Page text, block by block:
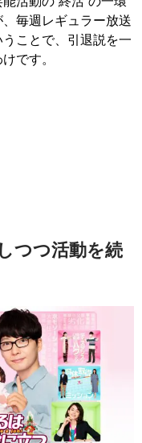
毎週レギュラー放送
ことで、引退説を一
です。
つつ活動を続